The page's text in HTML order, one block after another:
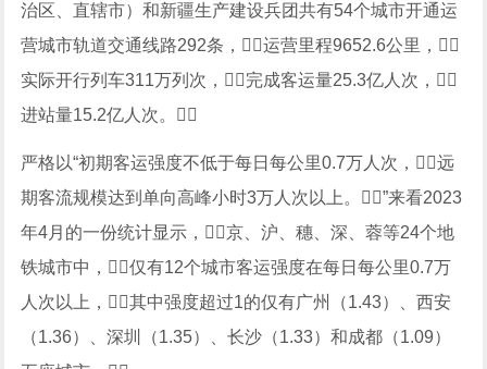
治区、直辖市）和新疆生产建设兵团共有54个城市开通运
营城市轨道交通线路292条，运营里程9652.6公里，
实际开行列车311万列次，完成客运量25.3亿人次，
进站量15.2亿人次。
严格以“初期客运强度不低于每日每公里0.7万人次，远
期客流规模达到单向高峰小时3万人次以上。”来看2023
年4月的一份统计显示，京、沪、穗、深、蓉等24个地
铁城市中，仅有12个城市客运强度在每日每公里0.7万
人次以上，其中强度超过1的仅有广州（1.43）、西安
（1.36）、深圳（1.35）、长沙（1.33）和成都（1.09）